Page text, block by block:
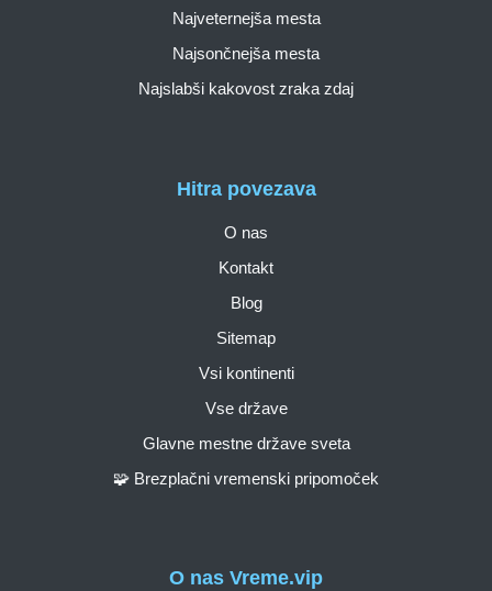
O nas Vreme.vip
Hitra povezava
O nas
Kontakt
Blog
Sitemap
Vsi kontinenti
Vse države
Glavne mestne države sveta
🧩 Brezplačni vremenski pripomoček
Najveternejša mesta
Najsončnejša mesta
Najslabši kakovost zraka zdaj